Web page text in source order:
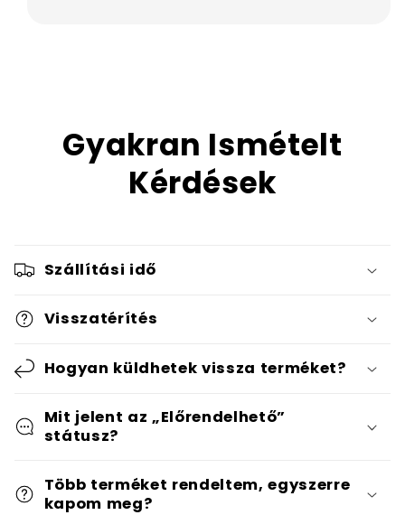
Gyakran Ismételt
Kérdések
Szállítási idő
Visszatérítés
Hogyan küldhetek vissza terméket?
Mit jelent az „Előrendelhető”
státusz?
Több terméket rendeltem, egyszerre
kapom meg?